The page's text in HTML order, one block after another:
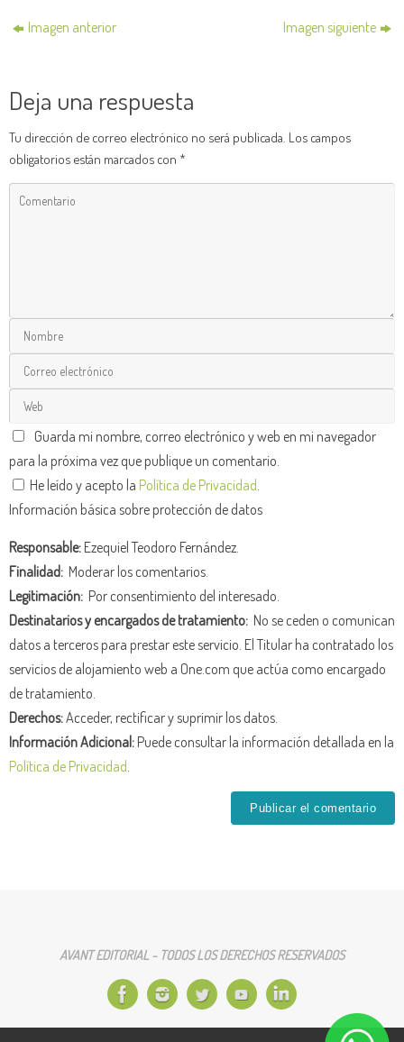
Imagen anterior Imagen siguiente
Deja una respuesta
Tu dirección de correo electrónico no será publicada. Los campos
obligatorios están marcados con *
Guarda mi nombre, correo electrónico y web en mi navegador
para la próxima vez que publique un comentario.
He leído y acepto la Política de Privacidad
Información básica sobre protección de datos
Responsable:Ezequiel Teodoro Fernández.
Finalidad: Moderar los comentarios.
Legitimación: Por consentimiento del interesado.
Destinatarios y encargados de tratamiento: No se ceden o comunican
datos a terceros para prestar este servicio. El Titular ha contratado los
servicios de alojamiento web a One.com que actúa como encargado
de tratamiento.
Derechos:Acceder, rectificar y suprimir los datos.
Información Adicional:Puede consultar la información detallada en la
Política de Privacidad
AVANT EDITORIAL - TODOS LOS DERECHOS RESERVADOS